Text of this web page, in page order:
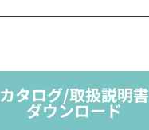
カタログ/取扱説明書
ダウンロード